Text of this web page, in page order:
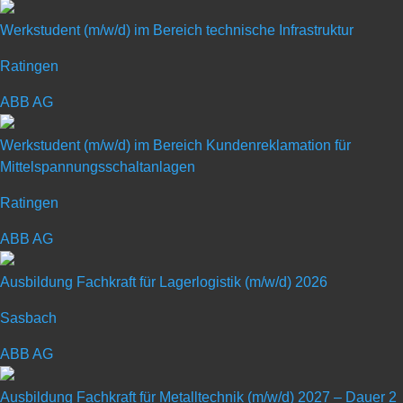
Werkstudent (m/w/d) im Bereich technische Infrastruktur
Ratingen
ABB AG
Werkstudent (m/w/d) im Bereich Kundenreklamation für
Mittelspannungsschaltanlagen
Ratingen
ABB AG
Ausbildung Fachkraft für Lagerlogistik (m/w/d) 2026
Sasbach
ABB AG
Ausbildung Fachkraft für Metalltechnik (m/w/d) 2027 – Dauer 2
Duales Studium Integrated
Engineering – Projekt
Engineering (m/w/d) 2027
Art: Duales Studium
Ausbildungsberuf: Sonstige